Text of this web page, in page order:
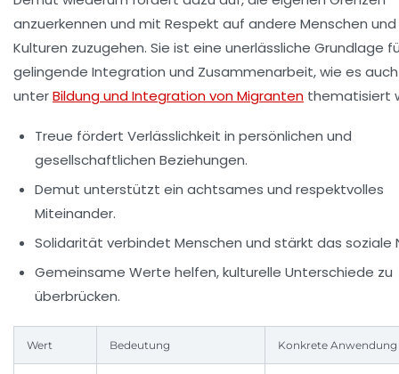
anzuerkennen und mit Respekt auf andere Menschen und
Kulturen zuzugehen. Sie ist eine unerlässliche Grundlage
gelingende Integration und Zusammenarbeit, wie es auch
unterBildung und Integration von Migranten thematisiert
Treue fördert Verlässlichkeit in persönlichen und
gesellschaftlichen Beziehungen.
Demut unterstützt ein achtsames und respektvolles
Miteinander.
Solidarität verbindet Menschen und stärkt das soziale
Gemeinsame Werte helfen, kulturelle Unterschiede zu
überbrücken.
Wert Bedeutung Konkrete Anwendung